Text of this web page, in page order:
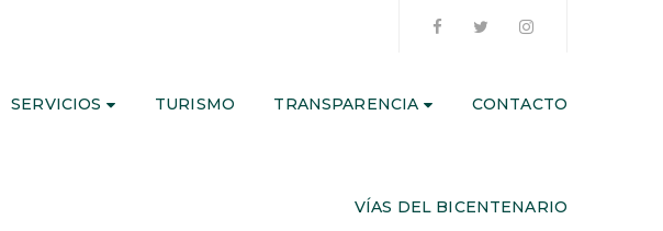
SERVICIOS TURISMO TRANSPARENCIA CONTACTO
VÍAS DEL BICENTENARIO